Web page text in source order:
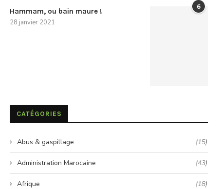
6
Hammam, ou bain maure !
28 janvier 2021
CATÉGORIES
Abus & gaspillage (15)
Administration Marocaine (43)
Afrique (18)